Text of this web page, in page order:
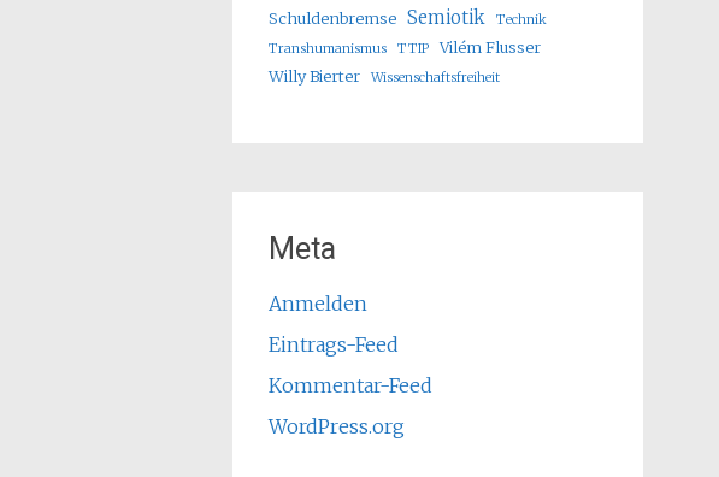
Schuldenbremse Semiotik
Technik
Transhumanismus
TTIP
Vilém Flusser
Willy Bierter
Wissenschaftsfreiheit
Meta
Anmelden
Eintrags-Feed
Kommentar-Feed
WordPress.org